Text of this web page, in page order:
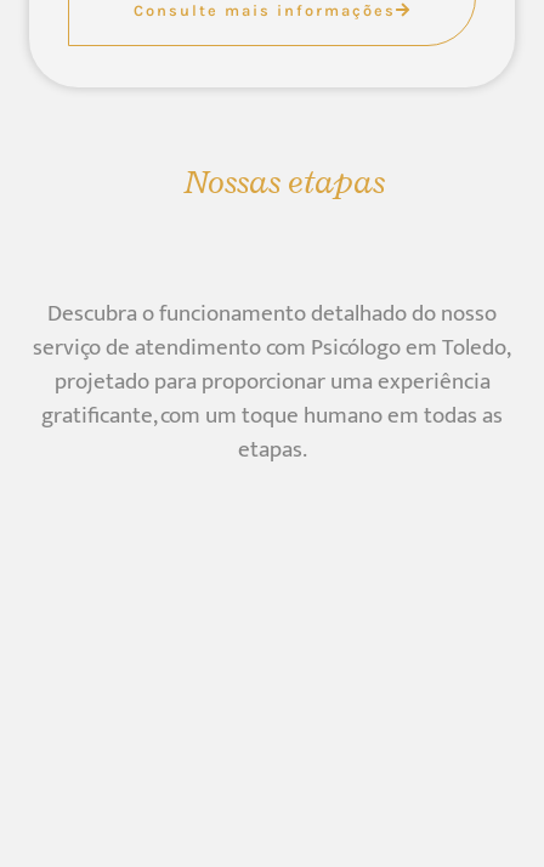
Consulte mais informações
Nossas etapas
Descubra o funcionamento detalhado do nosso
serviço de atendimento com Psicólogo em Toledo,
projetado para proporcionar uma experiência
gratificante, com um toque humano em todas as
etapas.